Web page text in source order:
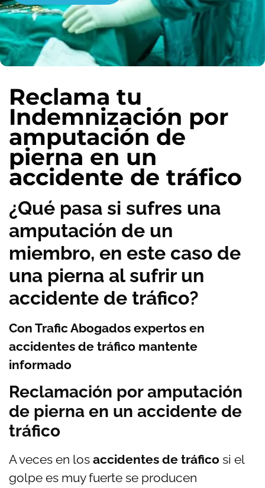
Reclama tu
Indemnización por
amputación de
pierna en un
accidente de tráfico
¿Qué pasa si sufres una
amputación de un
miembro, en este caso de
una pierna al sufrir un
accidente de tráfico?
Con Trafic Abogados expertos en
accidentes de tráfico mantente
informado
Reclamación por amputación
de pierna en un accidente de
tráfico
A veces en los accidentes de tráfico si el
golpe es muy fuerte se producen